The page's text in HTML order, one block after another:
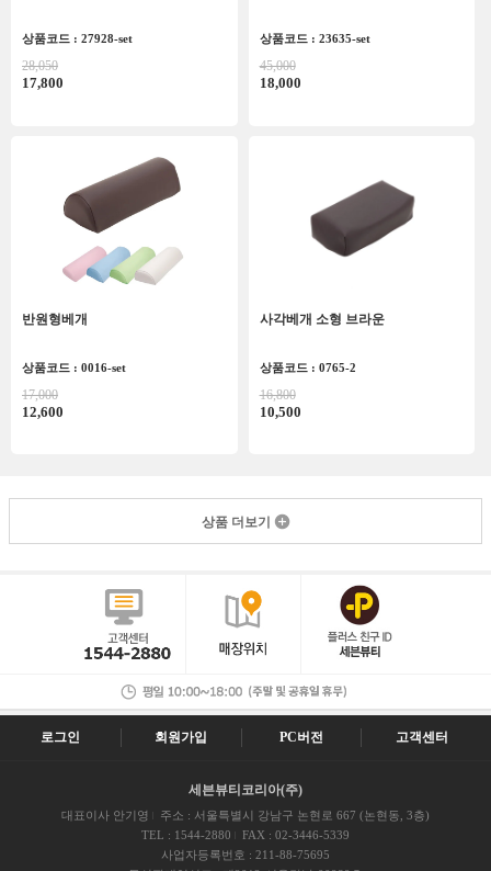
상품코드 : 27928-set
28,050
17,800
상품코드 : 23635-set
45,000
18,000
반원형베개
상품코드 : 0016-set
17,000
12,600
사각베개 소형 브라운
상품코드 : 0765-2
16,800
10,500
상품 더보기
로그인 회원가입 PC버전 고객센터
세븐뷰티코리아(주)
대표이사 안기영
주소 : 서울특별시 강남구 논현로 667 (논현동, 3층)
TEL : 1544-2880
FAX : 02-3446-5339
사업자등록번호 : 211-88-75695